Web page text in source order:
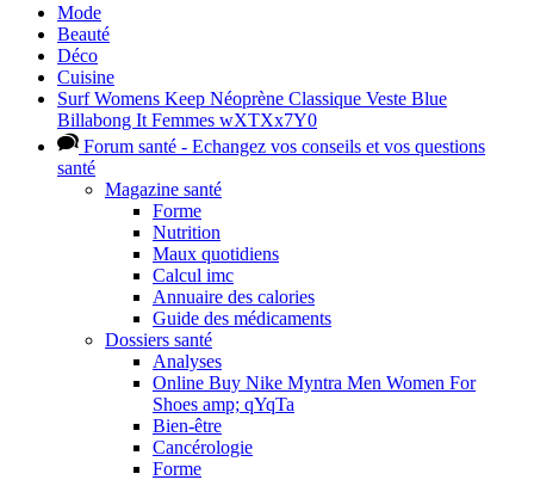
Mode
Beauté
Déco
Cuisine
Surf Womens Keep Néoprène Classique Veste Blue
Billabong It Femmes wXTXx7Y0
Forum santé - Echangez vos conseils et vos questions
santé
Magazine santé
Forme
Nutrition
Maux quotidiens
Calcul imc
Annuaire des calories
Guide des médicaments
Dossiers santé
Analyses
Online Buy Nike Myntra Men Women For
Shoes amp; qYqTa
Bien-être
Cancérologie
Forme